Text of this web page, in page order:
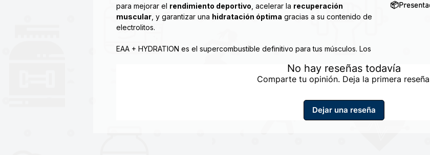
para mejorar el rendimiento deportivo , acelerar la recuperación
muscular , y garantizar una hidratación óptima gracias a su contenido de
electrolitos.
EAA + HYDRATION es el supercombustible definitivo para tus músculos. Los
que los electrolitos aseguran que sus músculos se mantengan funcionales
Esto significa que EAA + HYDRATION es ideal para el consumo durante el
entrenamiento para mejorar el rendimiento muscular, la fuerza y la
No hay reseñas todavía
Comparte tu opinión. Deja la primera
Dejar una reseña